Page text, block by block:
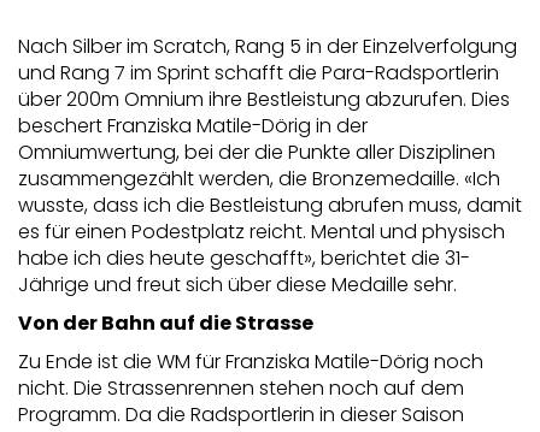
Nach Silber im Scratch, Rang 5 in der Einzelverfolgung
und Rang 7 im Sprint schafft die Para-Radsportlerin
über 200m Omnium ihre Bestleistung abzurufen. Dies
beschert Franziska Matile-Dörig in der
Omniumwertung, bei der die Punkte aller Disziplinen
zusammengezählt werden, die Bronzemedaille. «Ich
wusste, dass ich die Bestleistung abrufen muss, damit
es für einen Podestplatz reicht. Mental und physisch
habe ich dies heute geschafft», berichtet die 31-
Jährige und freut sich über diese Medaille sehr.
Von der Bahn auf die Strasse
Zu Ende ist die WM für Franziska Matile-Dörig noch
nicht. Die Strassenrennen stehen noch auf dem
Programm. Da die Radsportlerin in dieser Saison